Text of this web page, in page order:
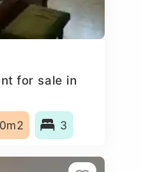
for sale in
3